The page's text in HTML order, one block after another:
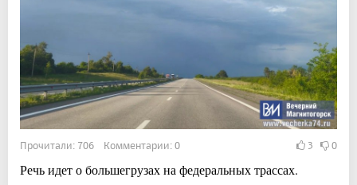
Прочитали: 706 Комментарии: 0 3 0
Речь идет о большегрузах на федеральных трассах.